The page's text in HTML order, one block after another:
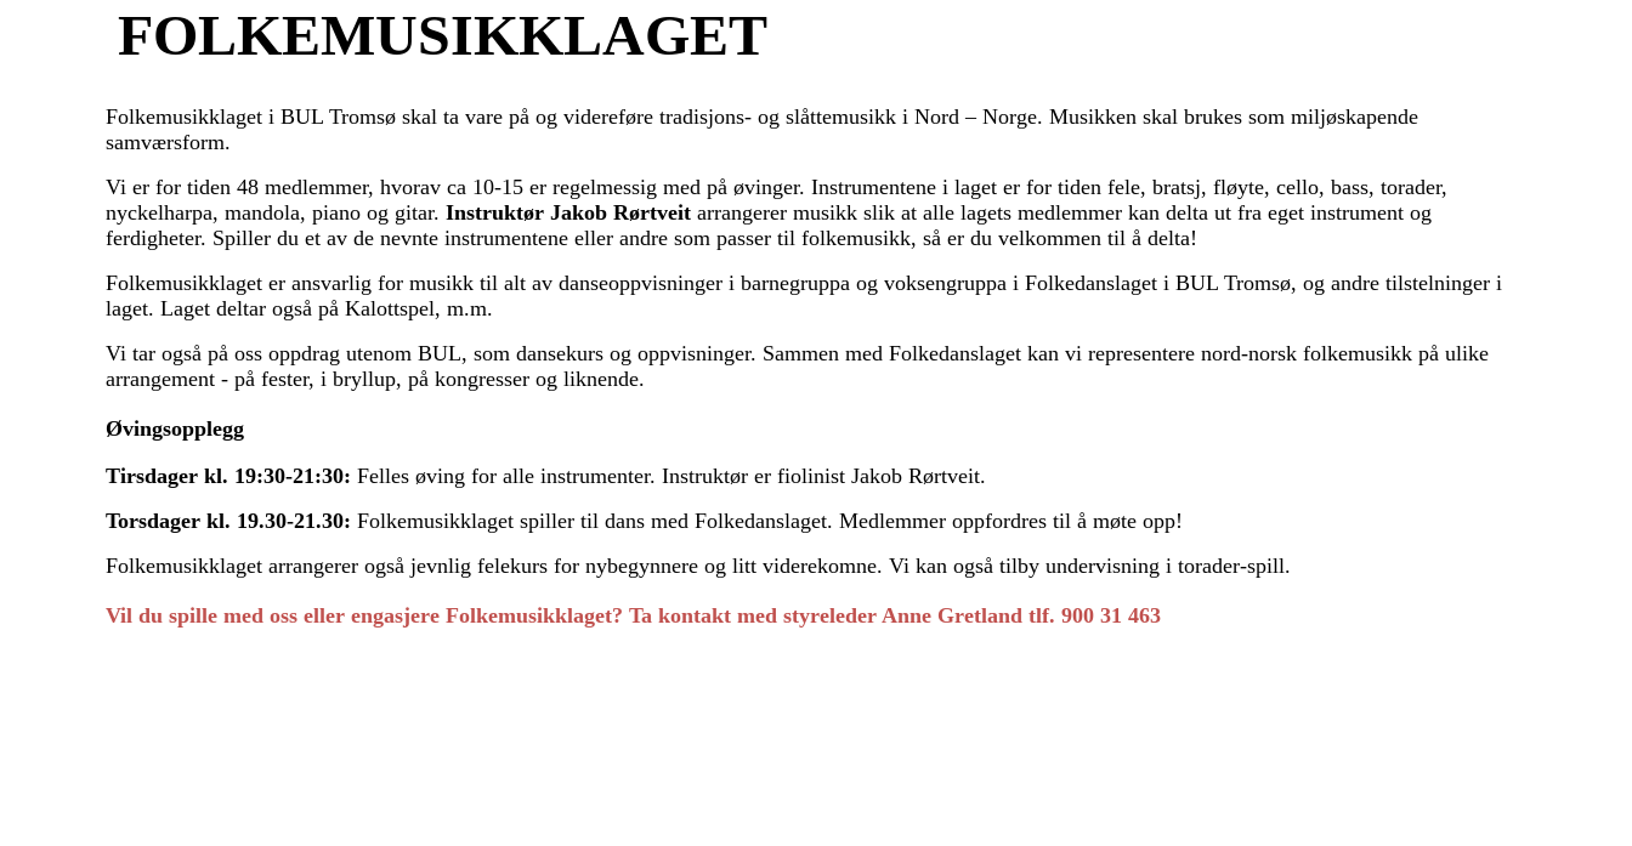
FOLKEMUSIKKLAGET
Folkemusikklaget i BUL Tromsø skal ta vare på og videreføre tradisjons- og slåttemusikk i Nord – Norge. Musikken skal brukes som miljøskapende
samværsform.
Vi er for tiden 48 medlemmer, hvorav ca 10-15 er regelmessig med på øvinger. Instrumentene i laget er for tiden fele, bratsj, fløyte, cello, bass, torader,
nyckelharpa, mandola, piano og gitar. Instruktør Jakob Rørtveit arrangerer musikk slik at alle lagets medlemmer kan delta ut fra eget instrument og
ferdigheter. Spiller du et av de nevnte instrumentene eller andre som passer til folkemusikk, så er du velkommen til å delta!
Folkemusikklaget er ansvarlig for musikk til alt av danseoppvisninger i barnegruppa og voksengruppa i Folkedanslaget i BUL Tromsø, og andre tilstelninger i
laget. Laget deltar også på Kalottspel, m.m.
Vi tar også på oss oppdrag utenom BUL, som dansekurs og oppvisninger. Sammen med Folkedanslaget kan vi representere nord-norsk folkemusikk på ulike
arrangement - på fester, i bryllup, på kongresser og liknende.
Øvingsopplegg
Tirsdager kl. 19:30-21:30: Felles øving for alle instrumenter. Instruktør er fiolinist Jakob Rørtveit.
Torsdager kl. 19.30-21.30: Folkemusikklaget spiller til dans med Folkedanslaget. Medlemmer oppfordres til å møte opp!
Folkemusikklaget arrangerer også jevnlig felekurs for nybegynnere og litt viderekomne. Vi kan også tilby undervisning i torader-spill.
Vil du spille med oss eller engasjere Folkemusikklaget? Ta kontakt med styreleder Anne Gretland tlf. 900 31 463